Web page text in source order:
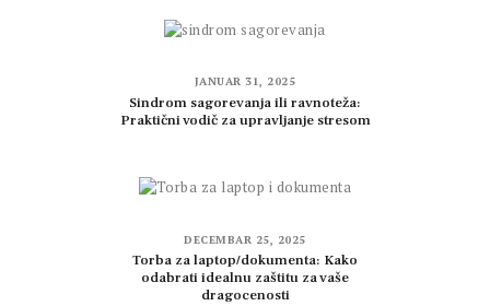
JANUAR 31, 2025
Sindrom sagorevanja ili ravnoteža:
Praktični vodič za upravljanje stresom
DECEMBAR 25, 2025
Torba za laptop/dokumenta: Kako
odabrati idealnu zaštitu za vaše
dragocenosti